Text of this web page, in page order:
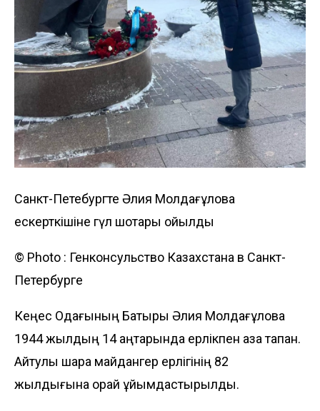
Санкт-Петебургте Әлия Молдағұлова
ескерткішіне гүл шоқтары қойылды
© Photo : Генконсульство Казахстана в Санкт-
Петербурге
Кеңес Одағының Батыры Әлия Молдағұлова
1944 жылдың 14 қаңтарында ерлікпен қаза тапқан.
Айтулы шара майдангер ерлігінің 82
жылдығына орай ұйымдастырылды.